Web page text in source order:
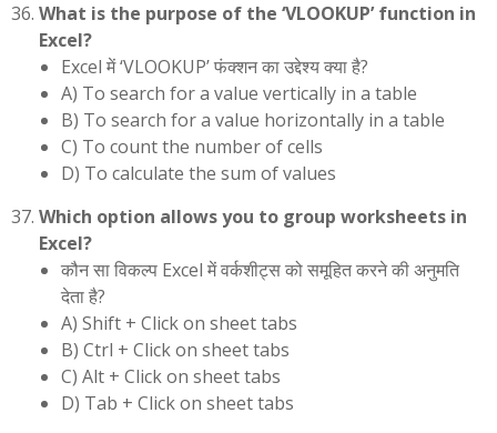
What is the purpose of the ‘VLOOKUP’ function in
Excel?
Excel में ‘VLOOKUP’ फंक्शन का उद्देश्य क्या है?
A) To search for a value vertically in a table
B) To search for a value horizontally in a table
C) To count the number of cells
D) To calculate the sum of values
Which option allows you to group worksheets in
Excel?
कौन सा विकल्प Excel में वर्कशीट्स को समूहित करने की अनुमति
देता है?
A) Shift + Click on sheet tabs
B) Ctrl + Click on sheet tabs
C) Alt + Click on sheet tabs
D) Tab + Click on sheet tabs